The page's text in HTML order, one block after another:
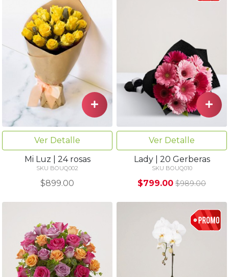
Ver Detalle
Mi Luz | 24 rosas
SKU BOUQ002
$899.00
Ver Detalle
Lady | 20 Gerberas
SKU BOUQ010
$799.00 $989.00